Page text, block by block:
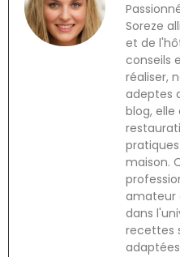
Soreze
et de
conseils
réaliser,
adeptes
blog, elle
maison.
amateur
dans
recettes